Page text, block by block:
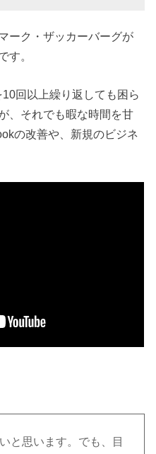
ーク・ザッカーバーグが
す。
回以上繰り返しても困ら
、それでも暇な時間を甘
の改善や、新規のビジネ
と思います。でも、目